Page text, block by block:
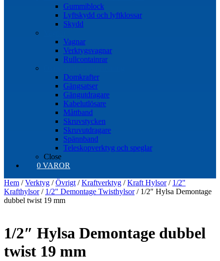
Gummiblock
Lyftskydd och lyftklossar
Skydd
Vagnar
Verktygsvagnar
Rullcontainrar
Domkrafter
Gängsatser
Gängutdragare
Kabelutlösare
Måttband
Skruvstycken
Skruvutdragare
Spännband
Teleskopverktyg och speglar
Close
0 VAROR
Hem /Verktyg /Övrigt /Kraftverktyg /Kraft Hylsor/ 1/2"
Krafthylsor/ 1/2" Demontage Twisthylsor/ 1/2″ Hylsa Demontage
dubbel twist 19 mm
1/2″ Hylsa Demontage dubbel
twist 19 mm